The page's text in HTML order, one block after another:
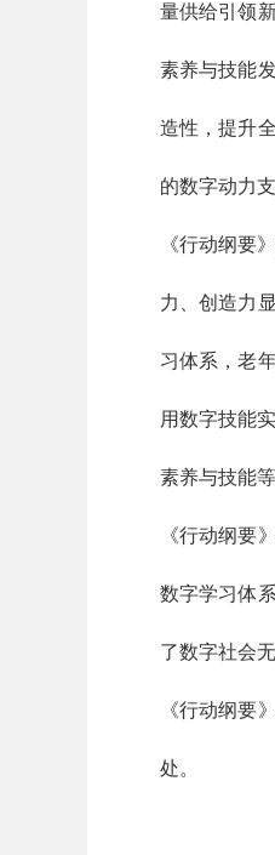
量供给引领
素养与技能
造性，提升
的数字动力
《行动纲要
力、创造力
习体系，老
用数字技能
素养与技能
《行动纲要
数字学习体
了数字社会
《行动纲要
处。